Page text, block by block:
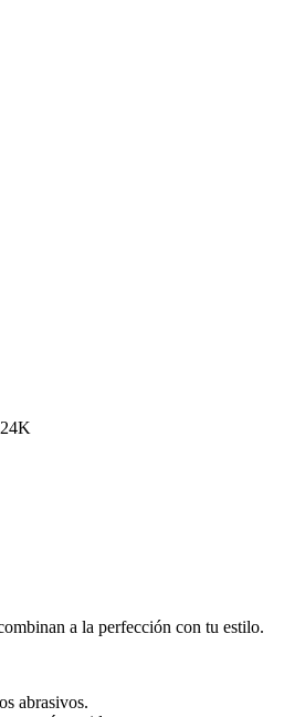
a la perfección con tu estilo.
abrasivos.